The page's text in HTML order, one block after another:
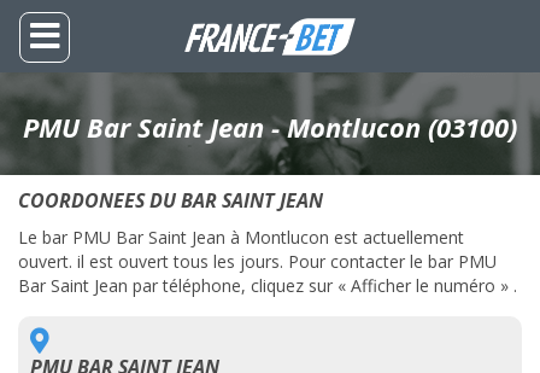
PMU Bar Saint Jean - Montlucon (03100)
COORDONEES DU BAR SAINT JEAN
Le bar PMU Bar Saint Jean à Montlucon est actuellement
ouvert. il est ouvert tous les jours. Pour contacter le bar PMU
Bar Saint Jean par téléphone, cliquez sur « Afficher le numéro » .
PMU BAR SAINT JEAN